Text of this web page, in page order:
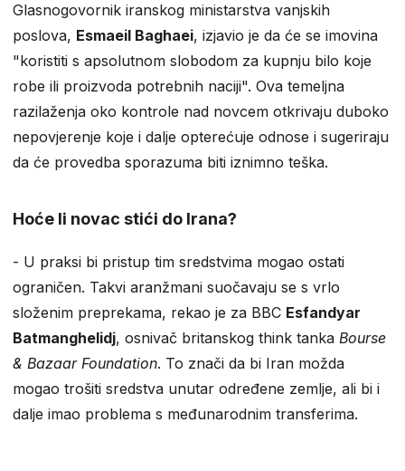
Glasnogovornik iranskog ministarstva vanjskih
poslova, Esmaeil Baghaei, izjavio je da će se imovina
"koristiti s apsolutnom slobodom za kupnju bilo koje
robe ili proizvoda potrebnih naciji". Ova temeljna
razilaženja oko kontrole nad novcem otkrivaju duboko
nepovjerenje koje i dalje opterećuje odnose i sugeriraju
da će provedba sporazuma biti iznimno teška.
Hoće li novac stići do Irana?
- U praksi bi pristup tim sredstvima mogao ostati
ograničen. Takvi aranžmani suočavaju se s vrlo
složenim preprekama, rekao je za BBC Esfandyar
Batmanghelidj, osnivač britanskog think tanka Bourse
& Bazaar Foundation. To znači da bi Iran možda
mogao trošiti sredstva unutar određene zemlje, ali bi i
dalje imao problema s međunarodnim transferima.